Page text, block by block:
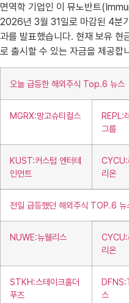
면역학 기업인 이 뮤노반트
2026년 3월 31일로 마감된 4분
과를 발표했습니다. 현재 보유
로 출시할 수 있는 자금을 제공합
오늘 급등한 해외주식 Top.6 뉴스
MGRX:망고슈티컬스
REPL:
그룹
KUST:커스텀 엔터테
인먼트
CYCU:
리온
전일 급등했던 해외주식 TOP.6 뉴
NUWE:뉴웰리스
CYCU:
리온
STKH:스테이크홀더
푸즈
스